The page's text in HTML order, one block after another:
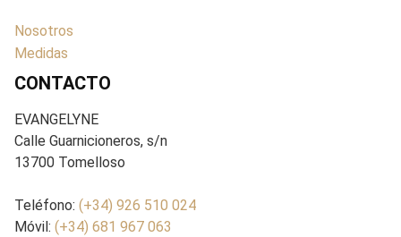
Nosotros
Medidas
CONTACTO
EVANGELYNE
Calle Guarnicioneros, s/n
13700 Tomelloso
Teléfono: (+34) 926 510 024
Móvil: (+34) 681 967 063